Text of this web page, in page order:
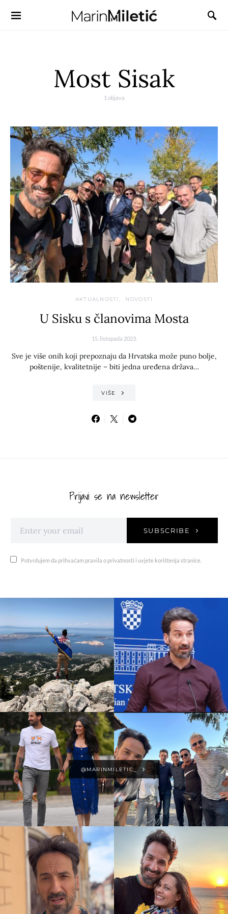
Most Sisak
1 objava
AKTUALNOSTI NOVOSTI
U Sisku s članovima Mosta
15. listopada 2023.
Sve je više onih koji prepoznaju da Hrvatska može puno bolje,
poštenije, kvalitetnije – biti jedna uređena država…
VIŠE
Prijavi se na newsletter
SUBSCRIBE
Potvrđujem da prihvaćam pravila o privatnosti i uvjete korištenja stranice.
@MARINMILETIC_